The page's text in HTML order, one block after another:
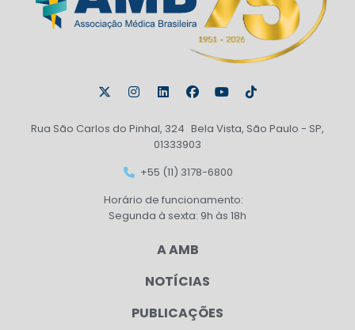
Rua São Carlos do Pinhal, 324 Bela Vista, São Paulo - SP,
01333903
+55 (11) 3178-6800
Horário de funcionamento:
Segunda à sexta: 9h às 18h
A AMB
NOTÍCIAS
PUBLICAÇÕES